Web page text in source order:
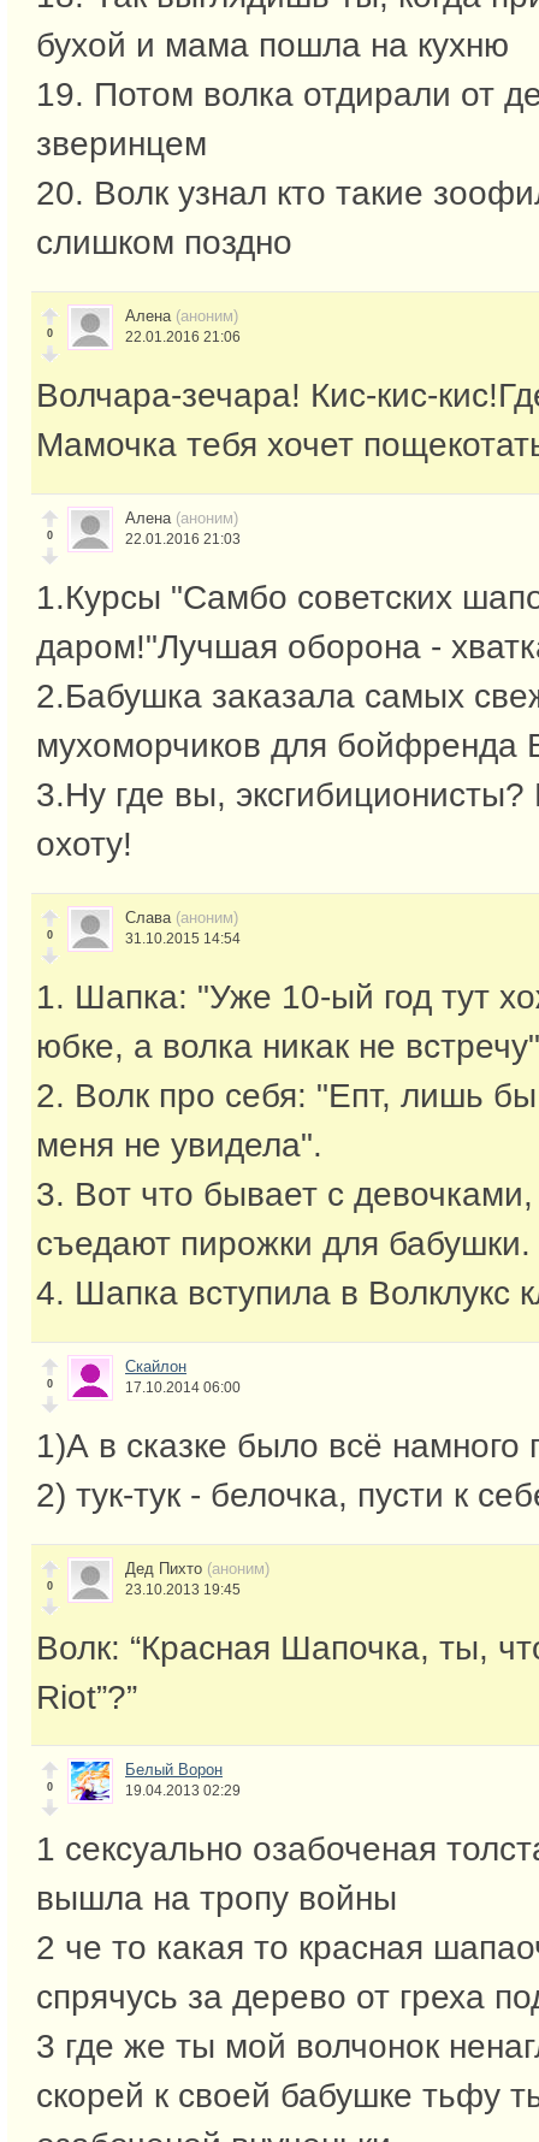
бухой и мама пошла на кухню
19. Потом волка отдирали от
зверинцем
20. Волк узнал кто такие
слишком поздно
0
Алена (аноним)
22.01.2016 21:06
Волчара-зечара! Кис-кис-
Мамочка тебя хочет
0
Алена (аноним)
22.01.2016 21:03
1.Курсы "Самбо советских
даром!"Лучшая оборона -
2.Бабушка заказала самых
мухоморчиков для бойфренда
3.Ну где вы,
охоту!
0
Слава (аноним)
31.10.2015 14:54
1. Шапка: "Уже 10-ый год тут
юбке, а волка никак не
2. Волк про себя: "Епт, лишь
меня не увидела".
3. Вот что бывает с
съедают пирожки для бабушки.
4. Шапка вступила в Волклукс
0
Скайлон
17.10.2014 06:00
1)А в сказке было всё намного
2) тук-тук - белочка, пусти к
0
Дед Пихто (аноним)
23.10.2013 19:45
Волк: “Красная Шапочка, ты,
Riot”?”
0
Белый Ворон
19.04.2013 02:29
1 сексуально озабоченая
вышла на тропу войны
2 че то какая то красная
спрячусь за дерево от греха
3 где же ты мой волчонок
скорей к своей бабушке тьфу